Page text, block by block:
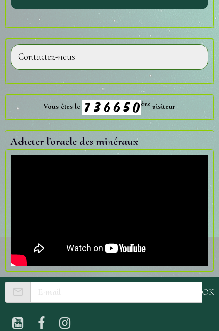
Contactez-nous
Vous êtes le ème visiteur
Acheter l'oracle des minéraux
OK